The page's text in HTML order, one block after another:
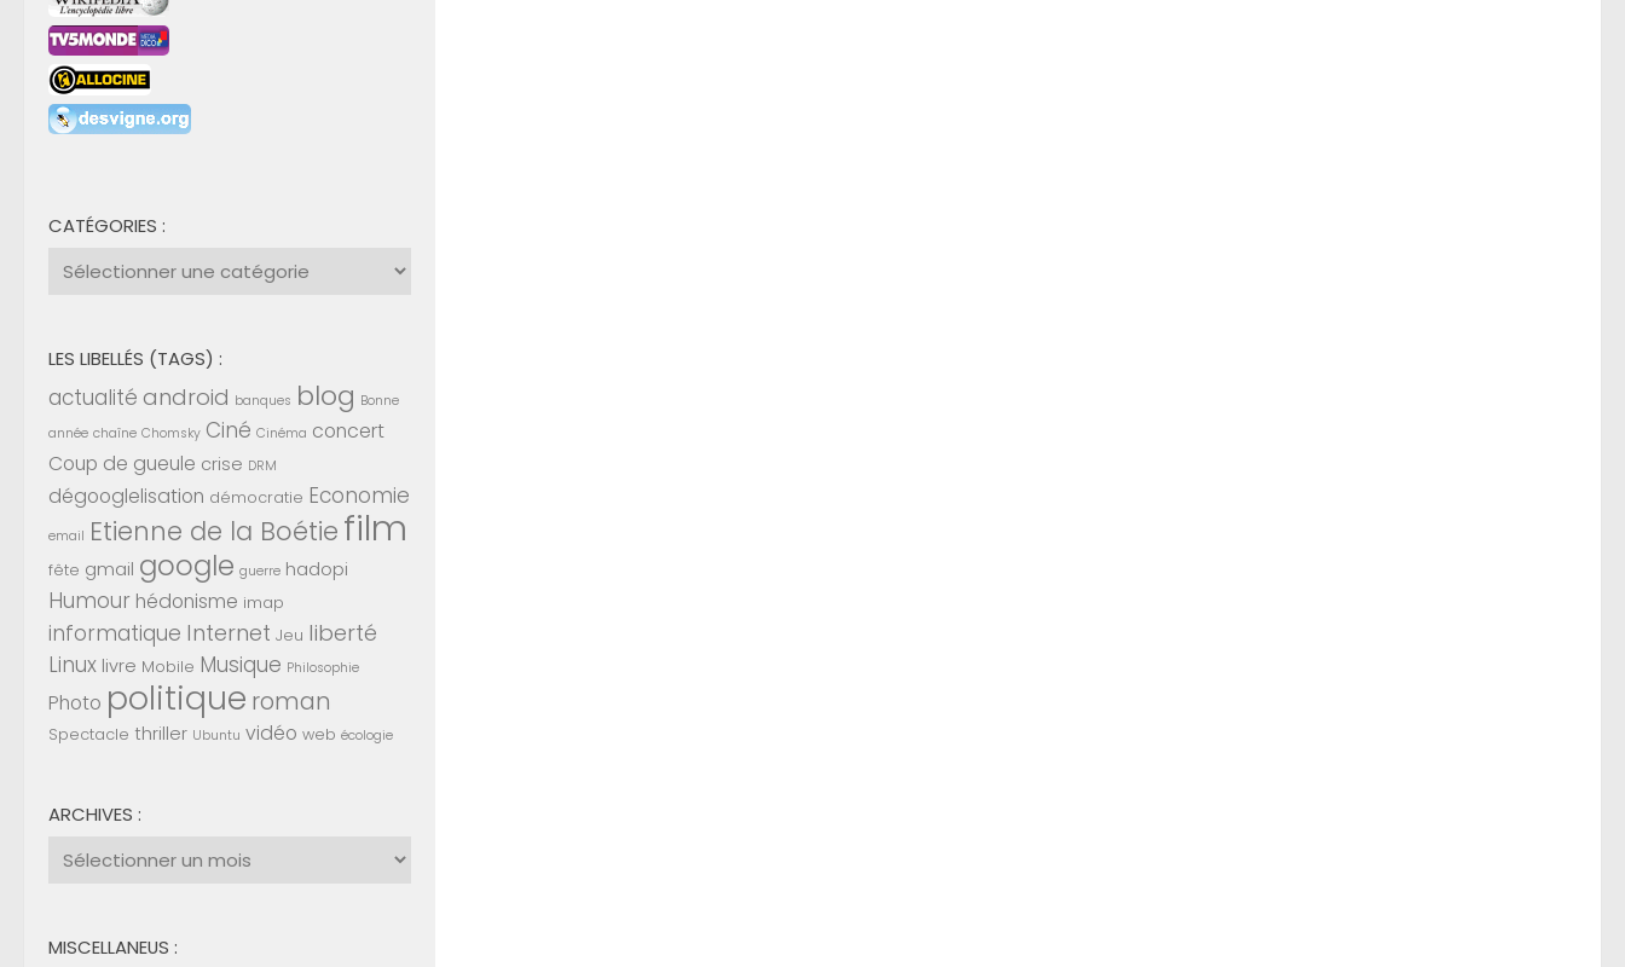
CATÉGORIES :
Catégories
LES LIBELLÉS (TAGS) :
actualité android banques blog Bonne
année chaîne Chomsky Ciné Cinéma concert
Coup de gueule crise DRM
dégooglelisation démocratie Economie
email Etienne de la Boétie film
fête gmail google guerre hadopi
Humour hédonisme imap
informatique Internet Jeu liberté
Linux livre Mobile Musique Philosophie
Photo politique roman
Spectacle thriller Ubuntu vidéo web écologie
ARCHIVES :
Archives
MISCELLANEUS :